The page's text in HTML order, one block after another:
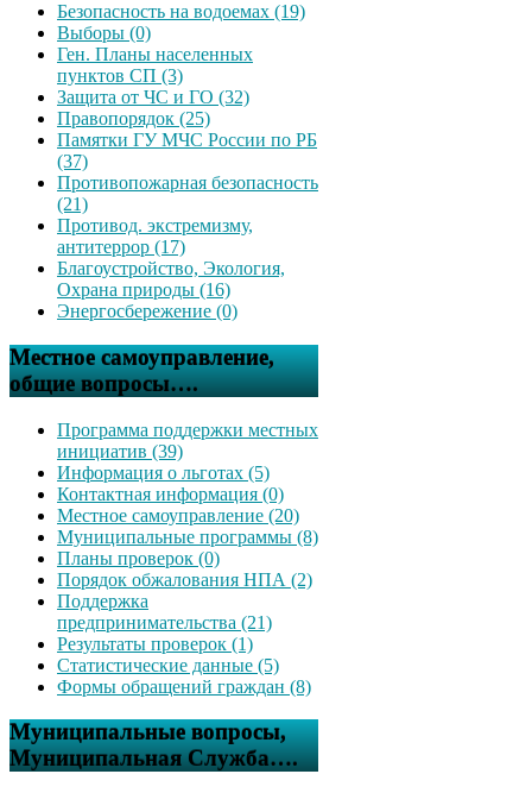
Безопасность на водоемах (19)
Выборы (0)
Ген. Планы населенных
пунктов СП (3)
Защита от ЧС и ГО (32)
Правопорядок (25)
Памятки ГУ МЧС России по РБ
(37)
Противопожарная безопасность
(21)
Противод. экстремизму,
антитеррор (17)
Благоустройство, Экология,
Охрана природы (16)
Энергосбережение (0)
Местное самоуправление,
общие вопросы….
Программа поддержки местных
инициатив (39)
Информация о льготах (5)
Контактная информация (0)
Местное самоуправление (20)
Муниципальные программы (8)
Планы проверок (0)
Порядок обжалования НПА (2)
Поддержка
предпринимательства (21)
Результаты проверок (1)
Статистические данные (5)
Формы обращений граждан (8)
Муниципальные вопросы,
Муниципальная Служба….